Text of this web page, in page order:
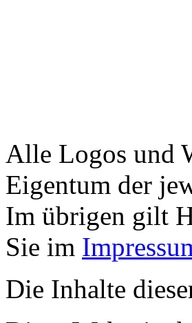
Alle Logos und
Eigentum der
Im übrigen gilt
Sie im
Die Inhalte